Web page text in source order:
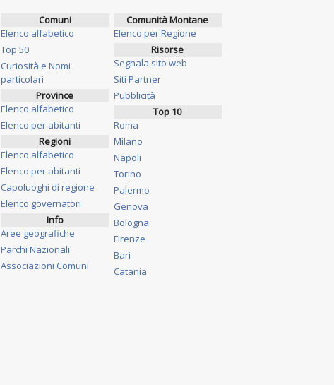
Comuni
Elenco alfabetico
Top 50
Curiosità e Nomi
particolari
Province
Elenco alfabetico
Elenco per abitanti
Regioni
Elenco alfabetico
Elenco per abitanti
Capoluoghi di regione
Elenco governatori
Info
Aree geografiche
Parchi Nazionali
Associazioni Comuni
Comunità Montane
Elenco per Regione
Risorse
Segnala sito web
Siti Partner
Pubblicità
Top 10
Roma
Milano
Napoli
Torino
Palermo
Genova
Bologna
Firenze
Bari
Catania